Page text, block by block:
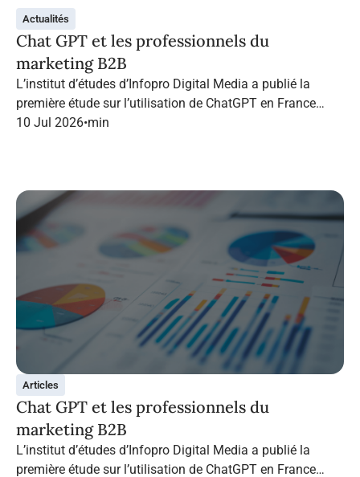
Actualités
Chat GPT et les professionnels du
marketing B2B
L’institut d’études d’Infopro Digital Media a publié la
première étude sur l’utilisation de ChatGPT en France
dans le marketing B2B.
10 Jul 2026•min
Articles
Chat GPT et les professionnels du
marketing B2B
L’institut d’études d’Infopro Digital Media a publié la
première étude sur l’utilisation de ChatGPT en France